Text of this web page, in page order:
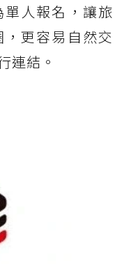
人報名，讓旅
更容易自然交
連結。